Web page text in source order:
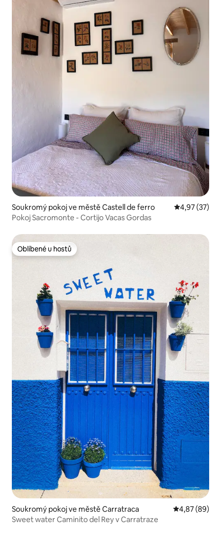
Soukromý pokoj ve městě Castell de ferro Průměrné
4,97 (37)
Pokoj Sacromonte - Cortijo Vacas Gordas
Oblíbené u hostů
Oblíbené u hostů
Soukromý pokoj ve městě Carratraca Průměrné
4,87 (89)
Sweet water Caminito del Rey v Carratraze